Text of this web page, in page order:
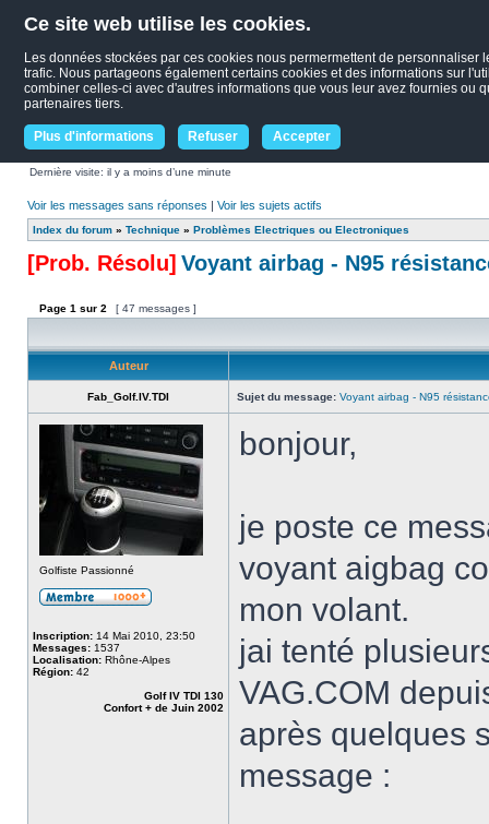
Ce site web utilise les cookies.
Les données stockées par ces cookies nous permermettent de
trafic. Nous partageons également certains cookies et des informations sur
combiner celles-ci avec d'autres informations que vous leur avez fournies ou
partenaires tiers.
Plus d'informations Refuser Accepter
Dernière visite: il y a moins d’une minute
Voir les messages sans réponses | Voir les sujets actifs
Index du forum » Technique » Problèmes Electriques ou Electroniques
[Prob. Résolu] Voyant airbag - N95
Page 1 sur 2 [ 47 messages ]
Auteur
Fab_Golf.IV.TDI Sujet du message: Voyant airbag - N95
Golfiste Passionné
Inscription: 14 Mai 2010, 23:50
Messages: 1537
Localisation: Rhône-Alpes
Région: 42
Golf IV TDI 130
Confort + de Juin 2002
bonjour,
je poste ce
voyant aigbag
mon volant.
jai tenté
VAG.COM
après quelques
message :